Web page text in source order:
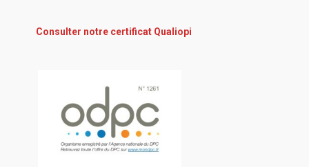
Consulter notre certificat Qualiopi